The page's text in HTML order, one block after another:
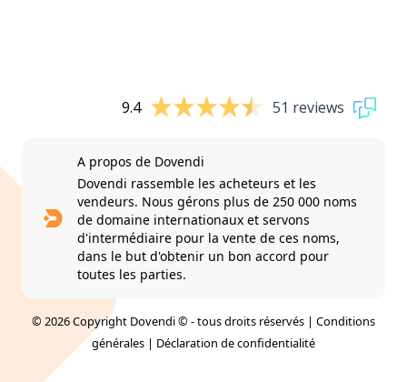
9.4 51 reviews
A propos de Dovendi
Dovendi rassemble les acheteurs et les
vendeurs. Nous gérons plus de 250 000 noms
de domaine internationaux et servons
d'intermédiaire pour la vente de ces noms,
dans le but d'obtenir un bon accord pour
toutes les parties.
© 2026 Copyright Dovendi © - tous droits réservés | Conditions
générales | Déclaration de confidentialité